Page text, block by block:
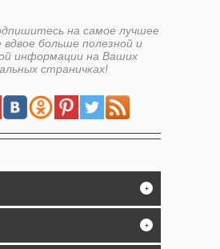
на самое лучшее
вдвое больше полезной и
информации на Ваших
страничках!
+
+